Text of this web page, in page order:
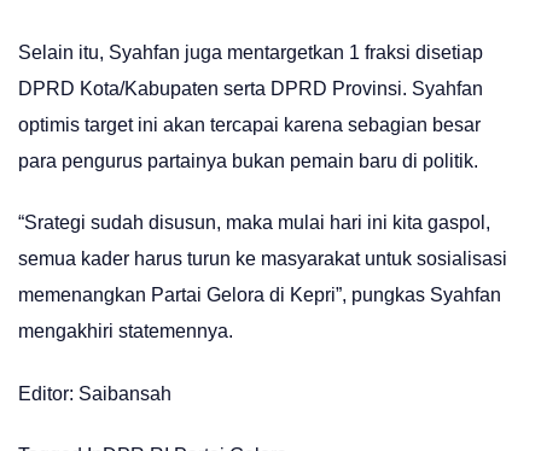
Selain itu, Syahfan juga mentargetkan 1 fraksi disetiap
DPRD Kota/Kabupaten serta DPRD Provinsi. Syahfan
optimis target ini akan tercapai karena sebagian besar
para pengurus partainya bukan pemain baru di politik.
“Srategi sudah disusun, maka mulai hari ini kita gaspol,
semua kader harus turun ke masyarakat untuk sosialisasi
memenangkan Partai Gelora di Kepri”, pungkas Syahfan
mengakhiri statemennya.
Editor: Saibansah